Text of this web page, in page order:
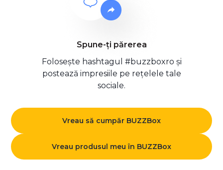
Spune-ți părerea
Folosește hashtagul #buzzboxro și
postează impresiile pe rețelele tale
sociale.
Vreau să cumpăr BUZZBox
Vreau produsul meu în BUZZBox